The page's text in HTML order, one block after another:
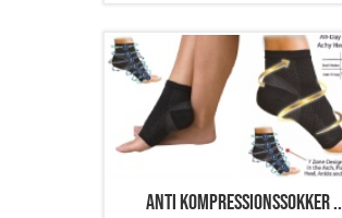
anti kompressionssokker